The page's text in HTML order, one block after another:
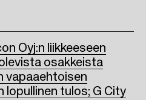
Oyj:n liikkeeseen
osakkeista
vapaaehtoisen
tulos; G City